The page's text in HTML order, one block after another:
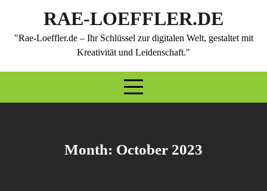
content
RAE-LOEFFLER.DE
"Rae-Loeffler.de – Ihr Schlüssel zur digitalen Welt, gestaltet mit
Kreativität und Leidenschaft."
Month: October 2023